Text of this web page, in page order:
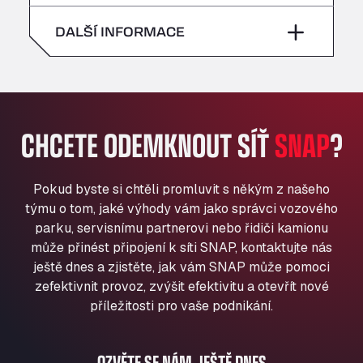
Klaverbladstaat 21, 3560
American Truck Wash
Andamur La Junquera
Andamur Pamplona
A-15 Salida Imarcoain, 31119
Andamur San Roman II
Aut A1 Exit 385, 01207
Anglia Motel
Washway Road, PE12 8LT
Anpol Sp. z o.o.
Aqua Ariva GmbH
neděle –
neděle –
DALŠÍ INFORMACE
CHCETE ODEMKNOUT SÍŤSNAP?
Pokud byste si chtěli promluvit s někým z našeho
týmu o tom, jaké výhody vám jako správci vozového
parku, servisnímu partnerovi nebo řidiči kamionu
může přinést připojení k síti SNAP, kontaktujte nás
ještě dnes a zjistěte, jak vám SNAP může pomoci
zefektivnit provoz, zvýšit efektivitu a otevřít nové
příležitosti pro vaše podnikání.